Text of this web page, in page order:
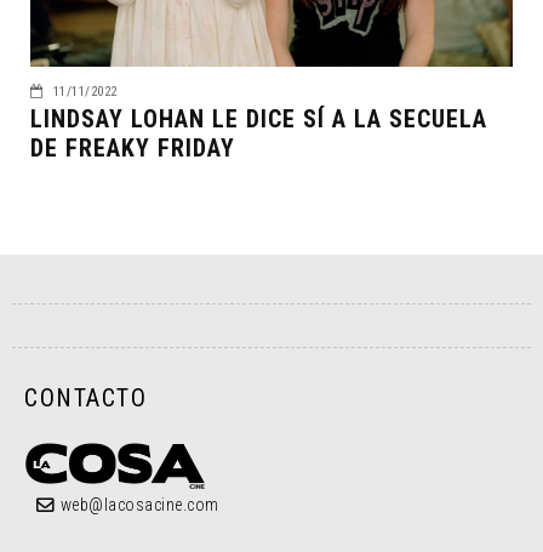
11/11/2022
LINDSAY LOHAN LE DICE SÍ A LA SECUELA
DE FREAKY FRIDAY
CONTACTO
web@lacosacine.com